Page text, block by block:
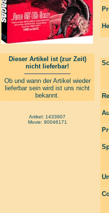
Dieser Artikel ist (zur Zeit)
nicht lieferbar!
Ob und wann der Artikel wieder
lieferbar sein wird ist uns nicht
bekannt.
Artikel: 1433907
Movie: 90046171